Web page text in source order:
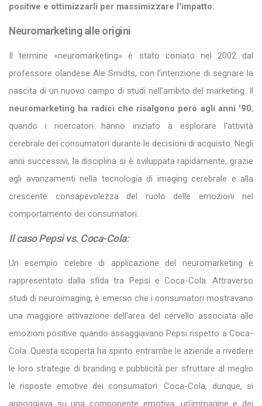
positive e ottimizzarli per massimizzare l'impatto.
Neuromarketing alle origini
Il termine «neuromarketing» è stato coniato nel 2002 dal
professore olandese Ale Smidts, con l’intenzione di segnare la
nascita di un nuovo campo di studi nell’ambito del marketing. Il
neuromarketing ha radici che risalgono però agli anni '90,
quando i ricercatori hanno iniziato a esplorare l'attività
cerebrale dei consumatori durante le decisioni di acquisto. Negli
anni successivi, la disciplina si è sviluppata rapidamente, grazie
agli avanzamenti nella tecnologia di imaging cerebrale e alla
crescente consapevolezza del ruolo delle emozioni nel
comportamento dei consumatori.
Il caso Pepsi vs. Coca-Cola:
Un esempio celebre di applicazione del neuromarketing è
rappresentato dalla sfida tra Pepsi e Coca-Cola. Attraverso
studi di neuroimaging, è emerso che i consumatori mostravano
una maggiore attivazione dell'area del cervello associata alle
emozioni positive quando assaggiavano Pepsi rispetto a Coca-
Cola. Questa scoperta ha spinto entrambe le aziende a rivedere
le loro strategie di branding e pubblicità per sfruttare al meglio
le risposte emotive dei consumatori. Coca-Cola, dunque, si
appoggiava su una componente emotiva, un’immagine e dei